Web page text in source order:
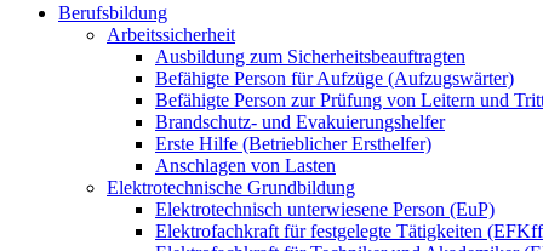
Berufsbildung
Arbeitssicherheit
Ausbildung zum Sicherheitsbeauftragten
Befähigte Person für Aufzüge (Aufzugswärter)
Befähigte Person zur Prüfung von Leitern und
Brandschutz- und Evakuierungshelfer
Erste Hilfe (Betrieblicher Ersthelfer)
Anschlagen von Lasten
Elektrotechnische Grundbildung
Elektrotechnisch unterwiesene Person (EuP)
Elektrofachkraft für festgelegte Tätigkeiten